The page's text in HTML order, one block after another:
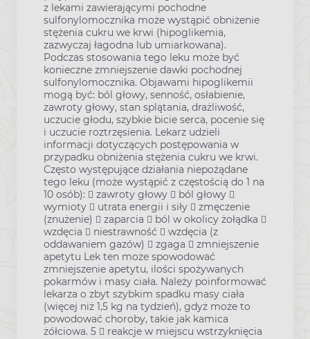
z lekami zawierającymi pochodne
sulfonylomocznika może wystąpić obniżenie
stężenia cukru we krwi (hipoglikemia,
zazwyczaj łagodna lub umiarkowana).
Podczas stosowania tego leku może być
konieczne zmniejszenie dawki pochodnej
sulfonylomocznika. Objawami hipoglikemii
mogą być: ból głowy, senność, osłabienie,
zawroty głowy, stan splątania, drażliwość,
uczucie głodu, szybkie bicie serca, pocenie się
i uczucie roztrzęsienia. Lekarz udzieli
informacji dotyczących postępowania w
przypadku obniżenia stężenia cukru we krwi.
Często występujące działania niepożądane
tego leku (może wystąpić z częstością do 1 na
10 osób):  zawroty głowy  ból głowy 
wymioty  utrata energii i siły  zmęczenie
(znużenie)  zaparcia  ból w okolicy żołądka 
wzdęcia  niestrawność  wzdęcia (z
oddawaniem gazów)  zgaga  zmniejszenie
apetytu Lek ten może spowodować
zmniejszenie apetytu, ilości spożywanych
pokarmów i masy ciała. Należy poinformować
lekarza o zbyt szybkim spadku masy ciała
(więcej niż 1,5 kg na tydzień), gdyż może to
powodować choroby, takie jak kamica
żółciowa. 5  reakcje w miejscu wstrzyknięcia